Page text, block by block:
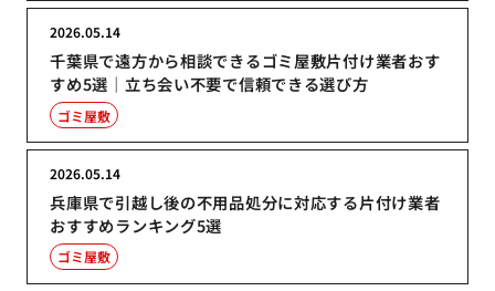
千葉県で遠方から相談できるゴミ屋敷片付け業者おす
すめ5選｜立ち会い不要で信頼できる選び方
2026.05.14
ゴミ屋敷
兵庫県で引越し後の不用品処分に対応する片付け業者
おすすめランキング5選
2026.05.14
ゴミ屋敷